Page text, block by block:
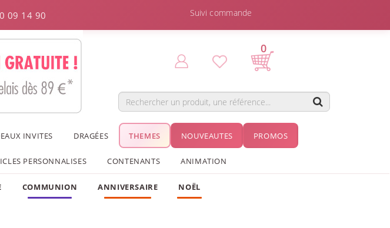
09 14 90 Suivi commande
0
INVITES DRAGÉES THEMES NOUVEAUTES PROMOS
PERSONNALISES CONTENANTS ANIMATION
COMMUNION ANNIVERSAIRE NOËL